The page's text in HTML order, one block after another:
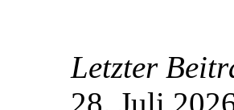
Letzter
28. Juli